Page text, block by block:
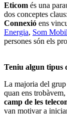
Eticom és una
dos conceptes claus:
Connexió ens
Energia, Som
persones són els
Teniu algun tipus
La majoria del
quan ens
camp de les
van motivar a